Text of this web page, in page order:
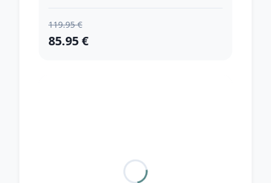
119.95 €
85.95 €